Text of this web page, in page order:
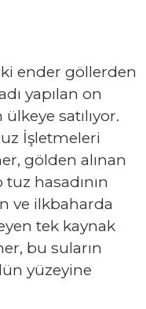
ender göllerden
yapılan on
satılıyor.
İşletmeleri
gölden alınan
hasadının
ve ilkbaharda
tek kaynak
bu suların
yüzeyine